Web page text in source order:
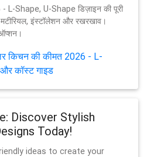
L-Shape, U-Shape डिज़ाइन की पूरी
इंस्टॉलेशन और रखरखाव।
किचन की कीमत 2026 - L-
कॉस्ट गाइड
Discover Stylish
Today!
ideas to create your